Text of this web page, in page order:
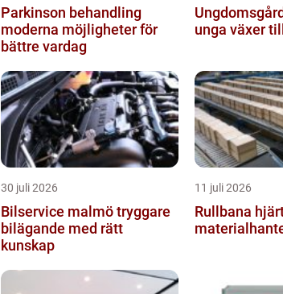
Parkinson behandling
moderna möjligheter för
bättre vardag
Ungdomsgård en plats där
unga växer
30 juli 2026
Bilservice malmö tryggare
bilägande med rätt
kunskap
11 juli 2026
Rullbana hjärtat i effektiv